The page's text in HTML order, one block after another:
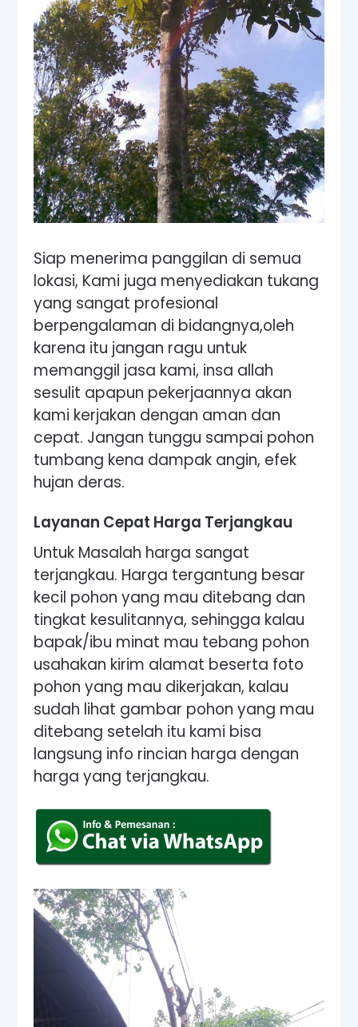
Siap menerima panggilan di semua
lokasi, Kami juga menyediakan tukang
yang sangat profesional
berpengalaman di bidangnya,oleh
karena itu jangan ragu untuk
memanggil jasa kami, insa allah
sesulit apapun pekerjaannya akan
kami kerjakan dengan aman dan
cepat. Jangan tunggu sampai pohon
tumbang kena dampak angin, efek
hujan deras.
Layanan Cepat Harga Terjangkau
Untuk Masalah harga sangat
terjangkau. Harga tergantung besar
kecil pohon yang mau ditebang dan
tingkat kesulitannya, sehingga kalau
bapak/ibu minat mau tebang pohon
usahakan kirim alamat beserta foto
pohon yang mau dikerjakan, kalau
sudah lihat gambar pohon yang mau
ditebang setelah itu kami bisa
langsung info rincian harga dengan
harga yang terjangkau.